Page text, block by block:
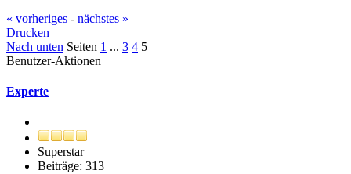
« vorheriges - nächstes »
Drucken
Nach unten Seiten 1 ... 3 4 5
Benutzer-Aktionen
Experte
Superstar
Beiträge: 313